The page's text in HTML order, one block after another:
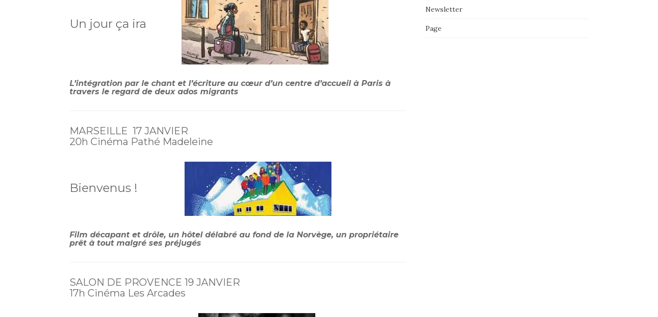
Un jour ça ira
L’intégration par le chant et l’écriture au cœur d’un centre d’accueil à Paris à
travers le regard de deux ados migrants
MARSEILLE 17 JANVIER
20h Cinéma Pathé Madeleine
Bienvenus !
Film décapant et drôle, un hôtel délabré au fond de la Norvège, un propriétaire
prêt à tout malgré ses préjugés
SALON DE PROVENCE 19 JANVIER
17h Cinéma Les Arcades
Newsletter
Page